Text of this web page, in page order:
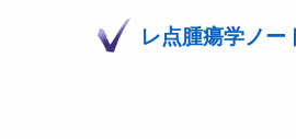
レ点腫瘍学ノー